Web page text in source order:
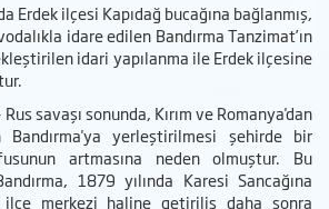
Erdek ilçesi Kapıdağ bucağına bağlanmış,
idare edilen Bandırma Tanzimat’ın
idari yapılanma ile Erdek ilçesine
savaşı sonunda, Kırım ve Romanya'dan
yerleştirilmesi şehirde bir
artmasına neden olmuştur. Bu
1879 yılında Karesi Sancağına
ilçe merkezi haline getiriliş daha sonra